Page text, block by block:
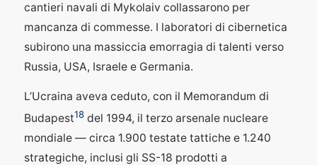
cantieri navali di Mykolaiv collassarono per
mancanza di commesse. I laboratori di cibernetica
subirono una massiccia emorragia di talenti verso
Russia, USA, Israele e Germania.
L’Ucraina aveva ceduto, con il Memorandum di
Budapest18del 1994, il terzo arsenale nucleare
mondiale — circa 1.900 testate tattiche e 1.240
strategiche, inclusi gli SS-18 prodotti a